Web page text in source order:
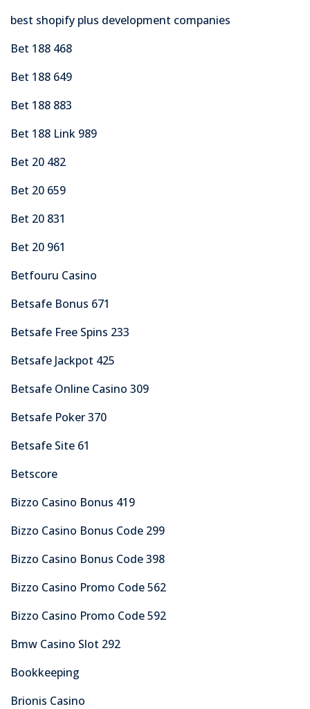
best shopify plus development companies
Bet 188 468
Bet 188 649
Bet 188 883
Bet 188 Link 989
Bet 20 482
Bet 20 659
Bet 20 831
Bet 20 961
Betfouru Casino
Betsafe Bonus 671
Betsafe Free Spins 233
Betsafe Jackpot 425
Betsafe Online Casino 309
Betsafe Poker 370
Betsafe Site 61
Betscore
Bizzo Casino Bonus 419
Bizzo Casino Bonus Code 299
Bizzo Casino Bonus Code 398
Bizzo Casino Promo Code 562
Bizzo Casino Promo Code 592
Bmw Casino Slot 292
Bookkeeping
Brionis Casino